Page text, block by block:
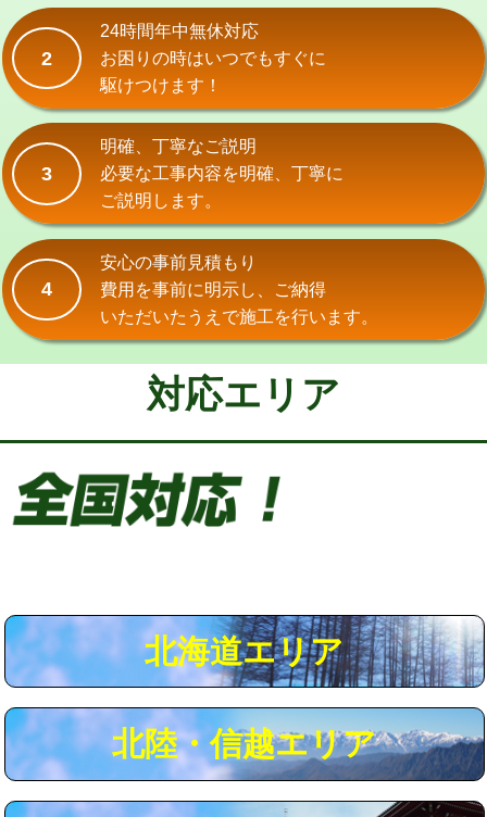
交換・取付（その他部品）
持込商品取付（単水栓）
持込商品取付（混合水栓） 16,500円
持込商品取付（浄水器・分岐水栓） 16,500円
給水管工事※（ホール加工)
給水管工事※（バンド止め)
給水管工事※（支持金具設置) 5,500円
給水管工事※（保温材使用（バンド止
め込み）)
5,500円
給水管工事※（土の掘削・埋め戻し作
11,000円
給水管工事※（塩ビ管（VP・HI）使
用/3ｍまで)
給水管工事※（ライニング鋼管・銅
管・ポリ管・HT管使用/3ｍまで)
44,000円
給水管工事※（ライニング鋼管・銅
+8,800円
マス交換（土の掘削・埋め戻し作業） 11,000円~
2
24時間年中無休対応
お困りの時はいつでもすぐに
駆けつけます！
3
明確、丁寧なご説明
必要な工事内容を明確、丁寧に
ご説明します。
4
安心の事前見積もり
費用を事前に明示し、ご納得
いただいたうえで施工を行います。
対応エリア
北海道エリア
北陸・信越エリア